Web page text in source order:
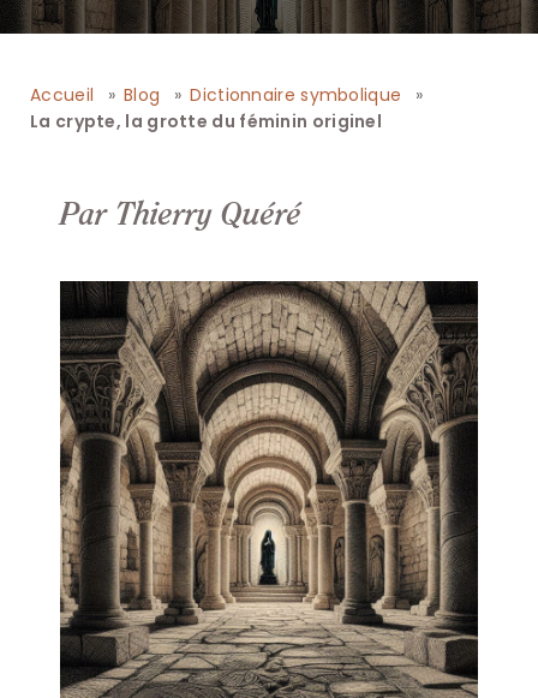
Accueil Blog
Dictionnaire symbolique
La crypte, la grotte du féminin originel
Par Thierry Quéré